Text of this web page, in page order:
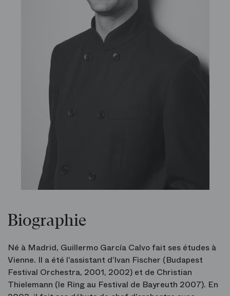
Biographie
Né à Madrid, Guillermo García Calvo fait ses études à
Vienne. Il a été l’assistant d’Ivan Fischer (Budapest
Festival Orchestra, 2001, 2002) et de Christian
Thielemann (le Ring au Festival de Bayreuth 2007). En